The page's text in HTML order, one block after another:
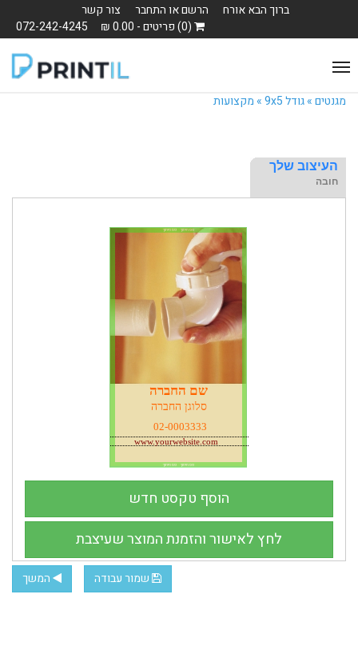
ברוך הבא אורח הרשם או התחבר
צור קשר
(0) פריטים - 0.00 ₪
072-242-4245
Toggle
navigation
מגנטים »גודל 9x5 » מקצועות
העיצוב שלך
חובה
שמור עבודה המשך